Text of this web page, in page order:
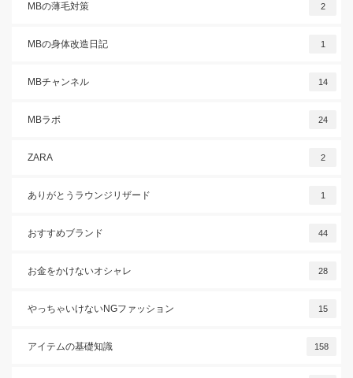
MBの薄毛対策 2
MBの身体改造日記 1
MBチャンネル 14
MBラボ 24
ZARA 2
ありがとうラウンジリザード 1
おすすめブランド 44
お金をかけないオシャレ 28
やっちゃいけないNGファッション 15
アイテムの基礎知識 158